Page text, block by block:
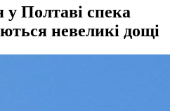
Полтаві спека
невеликі дощі